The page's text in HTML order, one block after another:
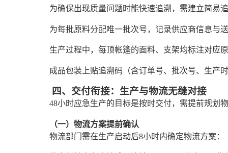
为确保出现质量问题时能快速追溯，需建立简易
为每批原料分配唯一批次号，记录供应商信息与
生产过程中，每顶帐篷的面料、支架均标注对应
成品包装上贴追溯码（含订单号、批次号、生产
四、交付衔接：生产与物流无缝对接
48小时应急生产的目标是按时交付，需提前规划
（一）物流方案提前确认
物流部门需在生产启动后8小时内确定物流方案：